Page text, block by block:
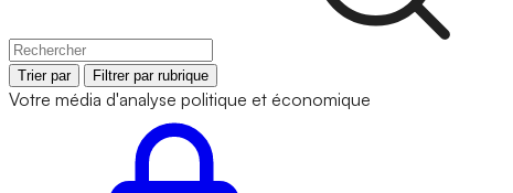
Trier par Filtrer par rubrique
Votre média d'analyse politique et économique